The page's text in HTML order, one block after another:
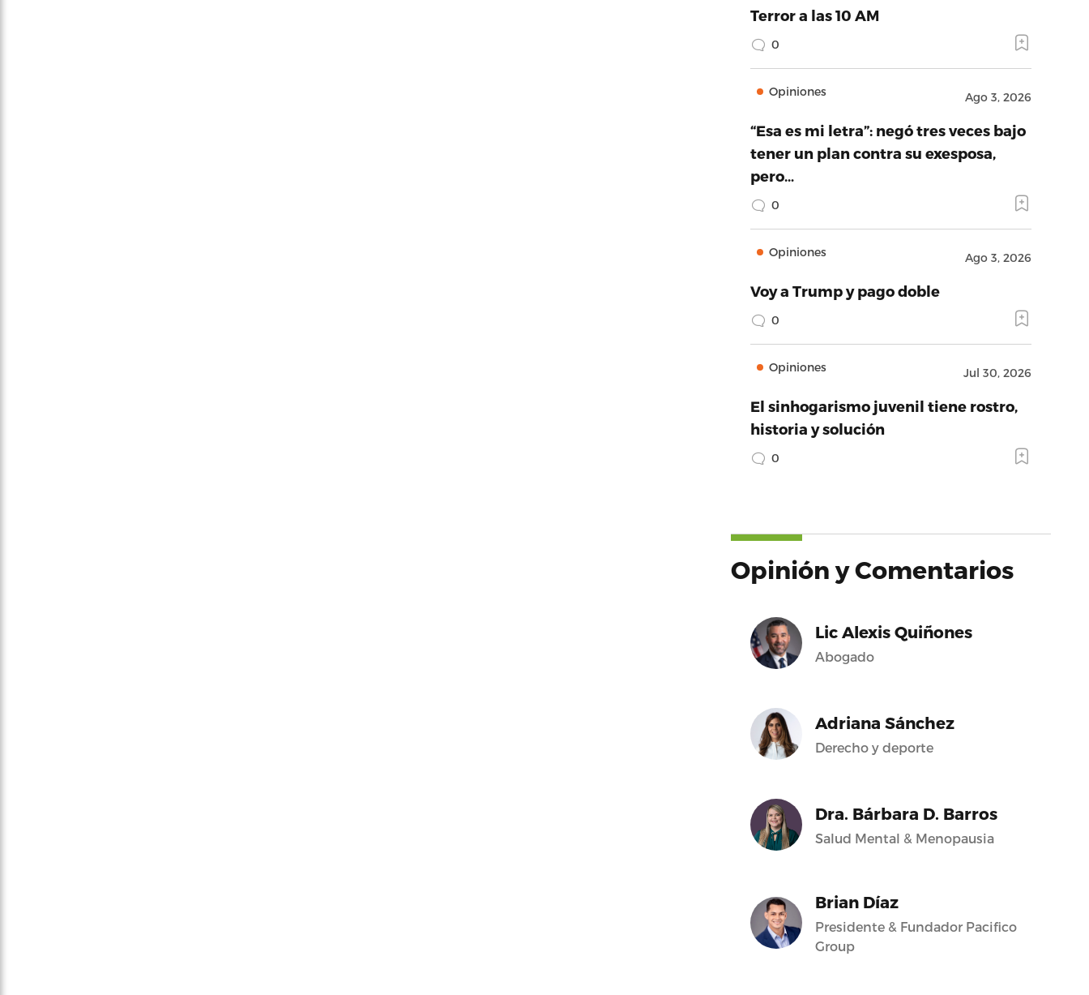
Terror a las 10 AM
0
Opiniones Ago 3, 2026
“Esa es mi letra”: negó tres veces bajo
tener un plan contra su exesposa,
pero…
0
Opiniones Ago 3, 2026
Voy a Trump y pago doble
0
Opiniones Jul 30, 2026
El sinhogarismo juvenil tiene rostro,
historia y solución
0
Opinión y Comentarios
Lic Alexis Quiñones
Abogado
Adriana Sánchez
Derecho y deporte
Dra. Bárbara D. Barros
Salud Mental & Menopausia
Brian Díaz
Presidente & Fundador Pacifico
Group